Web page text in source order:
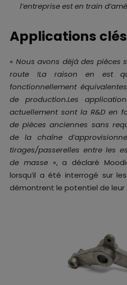
l’entreprise est en train
Applications clés
« Nous avons déjà des pièces
route !La raison en est
fonctionnellement
de production.Les
actuellement sont la R&D en
de pièces anciennes sans
de la chaîne
tirages/passerelles entre les
de masse», a déclaré
lorsqu’il a été interrogé sur
démontrent le potentiel de leur